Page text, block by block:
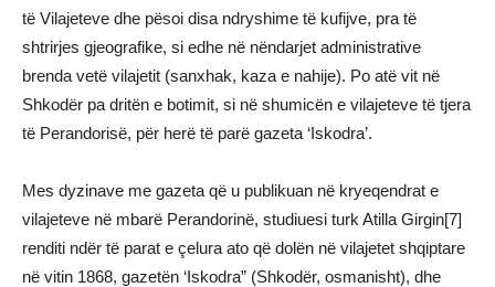
të Vilajeteve dhe pësoi disa ndryshime të kufijve, pra të
shtrirjes gjeografike, si edhe në nëndarjet administrative
brenda vetë vilajetit (sanxhak, kaza e nahije). Po atë vit në
Shkodër pa dritën e botimit, si në shumicën e vilajeteve të tjera
të Perandorisë, për herë të parë gazeta ‘Iskodra’.
Mes dyzinave me gazeta që u publikuan në kryeqendrat e
vilajeteve në mbarë Perandorinë, studiuesi turk Atilla Girgin[7]
renditi ndër të parat e çelura ato që dolën në vilajetet shqiptare
në vitin 1868, gazetën ‘Iskodra” (Shkodër, osmanisht), dhe